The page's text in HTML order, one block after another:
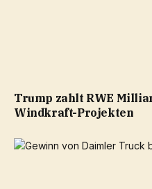
Trump zahlt RWE
Windkraft-Projekten